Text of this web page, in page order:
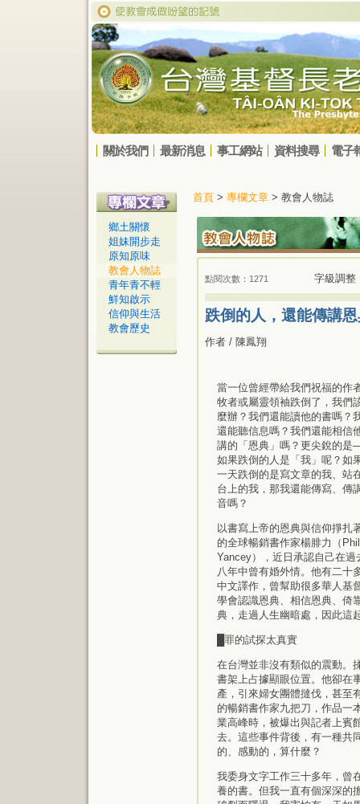
關於我們 最新消息 事工網站 資料搜尋 電子
鄉土關懷
姐妹開步走
原知原味
教會人物誌
青年青不輕
鮮知啟示
信仰與生活
教會歷史
首頁 > 專欄文章 > 教會人物誌
點閱次數：1271 字級調整
跌倒的人，還能傳講
作者 / 陳鳳翔
當一位曾經帶給我們祝福的作
牧者或屬靈領袖跌倒了，我們
麼辦？我們還能讀他的書嗎？
還能聽信息嗎？我們還能相信
講的「恩典」嗎？更尖銳的是
如果跌倒的人是「我」呢？如
一天跌倒的是寫文章的我、站
台上的我，那我還能傳寫、傳
音嗎？
以書寫上帝的恩典與信仰掙扎
的全球暢銷書作家楊腓力（
Yancey），近日承認自己在過
八年中曾有婚外情。他有二十
中文譯作，曾幫助很多華人基
學會認識恩典、相信恩典、倚
典，走過人生幽暗處，因此這
█罪的試探太真實
在台灣並非沒有類似的震動。
書架上占據顯眼位置。他卻在
產，引來婦女團體撻伐，甚至
的暢銷書作家九把刀，作品一
業高峰時，被爆出與記者上賓
去。這些事件背後，有一種共
的、感動的，算什麼？
我委身文字工作三十多年，曾
養的書。但我一直有個深深的